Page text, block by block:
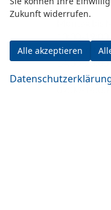
Donnerstag
14:00-20:00
Samstag
Zukunft widerrufen.
Alle akzeptieren